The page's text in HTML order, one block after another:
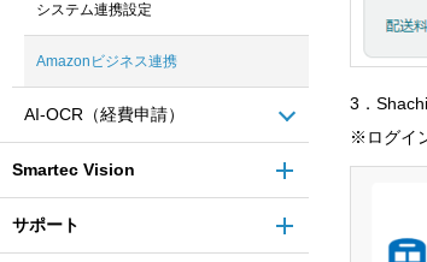
システム連携設定
Amazonビジネス連携
AI-OCR（経費申請）
Smartec Vision
サポート
3．
※ログイ